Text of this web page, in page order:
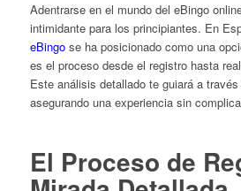
Adentrarse en el mundo del eBingo
intimidante para los principiantes. En
eBingose ha posicionado como una
es el proceso desde el registro hasta
Este análisis detallado te guiará a
asegurando una experiencia sin
El Proceso de